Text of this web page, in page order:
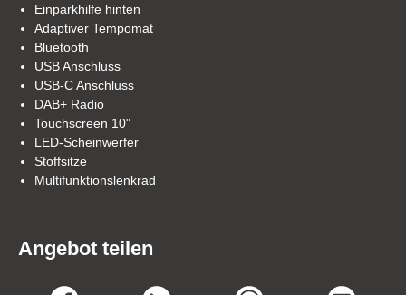
Einparkhilfe hinten
Adaptiver Tempomat
Bluetooth
USB Anschluss
USB-C Anschluss
DAB+ Radio
Touchscreen 10"
LED-Scheinwerfer
Stoffsitze
Multifunktionslenkrad
Angebot teilen